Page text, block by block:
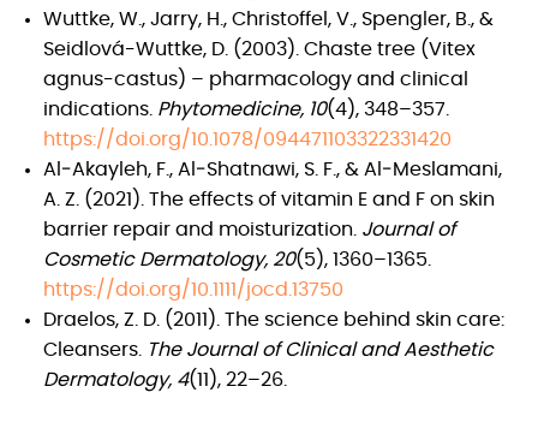
Wuttke, W., Jarry, H., Christoffel, V., Spengler, B., &
Seidlová-Wuttke, D. (2003). Chaste tree (Vitex
agnus-castus) – pharmacology and clinical
indications. Phytomedicine, 10(4), 348–357.
https://doi.org/10.1078/094471103322331420
Al‐Akayleh, F., Al‐Shatnawi, S. F., & Al‐Meslamani,
A. Z. (2021). The effects of vitamin E and F on skin
barrier repair and moisturization. Journal of
Cosmetic Dermatology, 20(5), 1360–1365.
https://doi.org/10.1111/jocd.13750
Draelos, Z. D. (2011). The science behind skin care:
Cleansers.
The Journal of Clinical and Aesthetic
Dermatology, 4(11), 22–26.